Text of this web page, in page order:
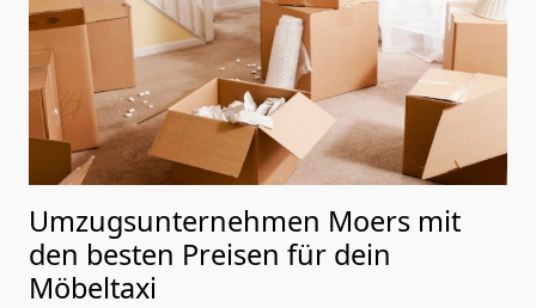
Umzugsunternehmen Moers mit
den besten Preisen für dein
Möbeltaxi